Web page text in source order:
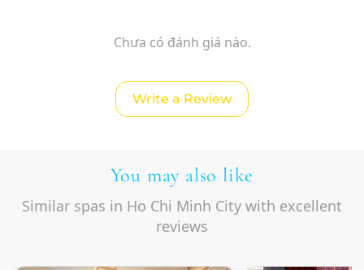
Chưa có đánh giá nào.
Write a Review
You may also like
Similar spas in Ho Chi Minh City with excellent
reviews